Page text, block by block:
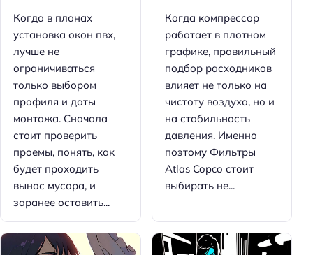
Когда в планах
установка окон пвх,
лучше не
ограничиваться
только выбором
профиля и даты
монтажа. Сначала
стоит проверить
проемы, понять, как
будет проходить
вынос мусора, и
заранее оставить...
Когда компрессор
работает в плотном
графике, правильный
подбор расходников
влияет не только на
чистоту воздуха, но и
на стабильность
давления. Именно
поэтому Фильтры
Atlas Copco стоит
выбирать не...